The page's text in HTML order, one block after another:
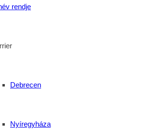
rendje
Debrecen
Nyíregyháza